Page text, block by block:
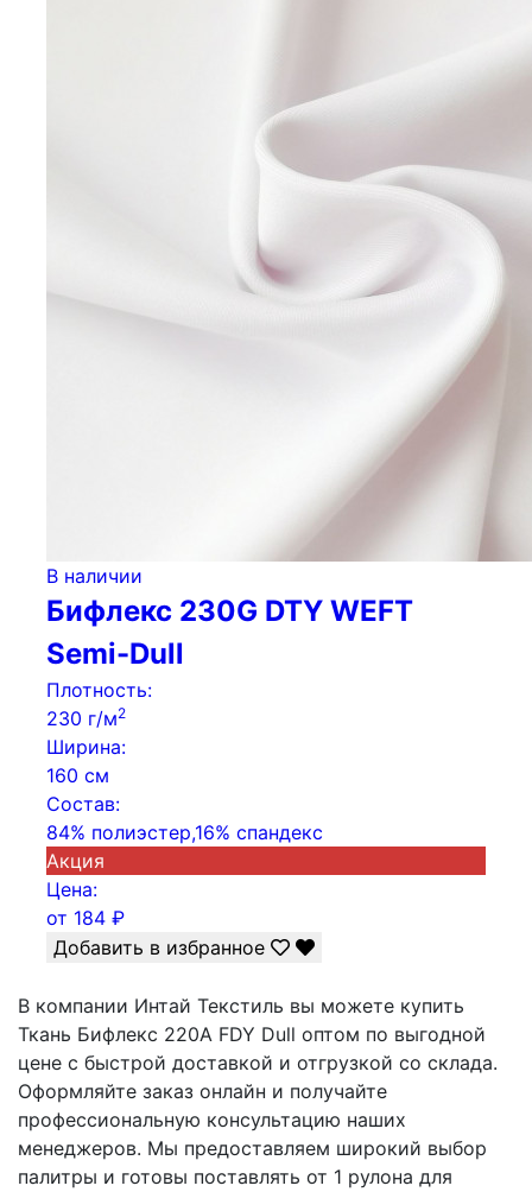
В наличии
Бифлекс 230G DTY WEFT
Semi-Dull
Плотность:
230 г/м2
Ширина:
160 см
Состав:
84% полиэстер,16% спандекс
Акция
Цена:
от 184 ₽
Добавить в избранное
В компании Интай Текстиль вы можете купить
Ткань Бифлекс 220A FDY Dull оптом по выгодной
цене с быстрой доставкой и отгрузкой со склада.
Оформляйте заказ онлайн и получайте
профессиональную консультацию наших
менеджеров. Мы предоставляем широкий выбор
палитры и готовы поставлять от 1 рулона для